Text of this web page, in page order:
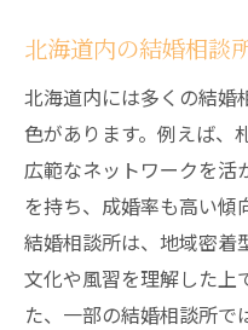
結婚相談所の
イント
北海道の結婚相談
うための準備
結婚相談所を
理想のパート
結婚相談所と
北海道内の結婚相談
北海道内には多くの結婚
色があります。例えば、
広範なネットワークを活
を持ち、成婚率も高い傾
結婚相談所は、地域密着
文化や風習を理解した上
た、一部の結婚相談所で